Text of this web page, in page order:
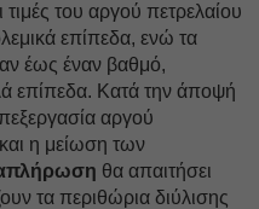
του αργού πετρελαίου
επίπεδα, ενώ τα
έως έναν βαθμό,
επίπεδα. Κατά την άποψή
αργού
η μείωση των
θα απαιτήσει
τα περιθώρια διύλισης